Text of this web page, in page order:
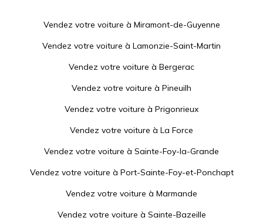
Vendez votre voiture à Miramont-de-Guyenne
Vendez votre voiture à Lamonzie-Saint-Martin
Vendez votre voiture à Bergerac
Vendez votre voiture à Pineuilh
Vendez votre voiture à Prigonrieux
Vendez votre voiture à La Force
Vendez votre voiture à Sainte-Foy-la-Grande
Vendez votre voiture à Port-Sainte-Foy-et-Ponchapt
Vendez votre voiture à Marmande
Vendez votre voiture à Sainte-Bazeille